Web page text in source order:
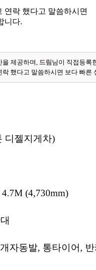
연락 했다고 말씀하시면
니다.
제공하며, 드림님이 직접등록
락 했다고 말씀하시면 보다 빠른
디젤지게차)
4.7M (4,730mm)
자동발, 통타이어,